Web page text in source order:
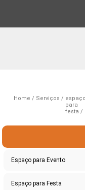
Home Serviços
espaço
para
festa
Espaço para Evento
Espaço para Festa